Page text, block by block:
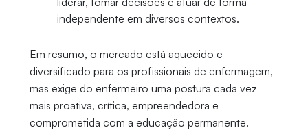
independente em diversos contextos.
Em resumo, o mercado está aquecido e
diversificado para os profissionais de enfermagem,
mas exige do enfermeiro uma postura cada vez
mais proativa, crítica, empreendedora e
comprometida com a educação permanente.